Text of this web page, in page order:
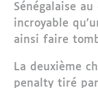
Sénégalaise
incroyable
ainsi faire
La deuxième
penalty tiré